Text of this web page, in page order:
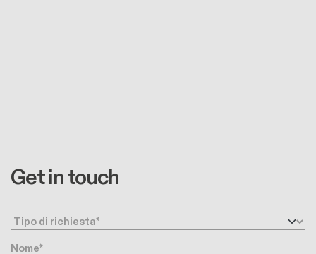
Get in touch
Request type
Nome